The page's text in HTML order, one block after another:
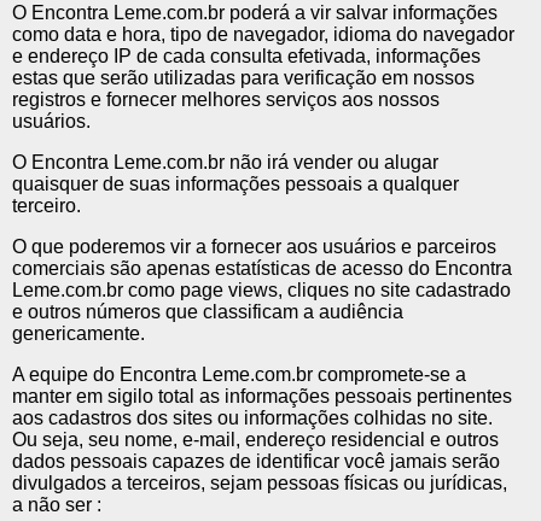
O Encontra Leme.com.br poderá a vir salvar informações
como data e hora, tipo de navegador, idioma do navegador
e endereço IP de cada consulta efetivada, informações
estas que serão utilizadas para verificação em nossos
registros e fornecer melhores serviços aos nossos
usuários.
O Encontra Leme.com.br não irá vender ou alugar
quaisquer de suas informações pessoais a qualquer
terceiro.
O que poderemos vir a fornecer aos usuários e parceiros
comerciais são apenas estatísticas de acesso do Encontra
Leme.com.br como page views, cliques no site cadastrado
e outros números que classificam a audiência
genericamente.
A equipe do Encontra Leme.com.br compromete-se a
manter em sigilo total as informações pessoais pertinentes
aos cadastros dos sites ou informações colhidas no site.
Ou seja, seu nome, e-mail, endereço residencial e outros
dados pessoais capazes de identificar você jamais serão
divulgados a terceiros, sejam pessoas físicas ou jurídicas,
a não ser :